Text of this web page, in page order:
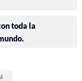
toda la